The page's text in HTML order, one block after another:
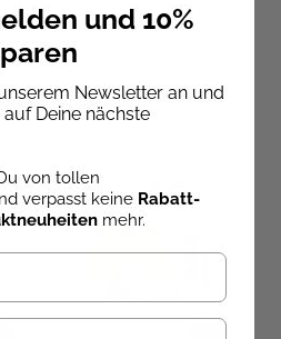
Neuheiten!
und 10%
Newsletter an und
auf Deine nächste
von tollen
verpasst keine Rabatt-
mehr.